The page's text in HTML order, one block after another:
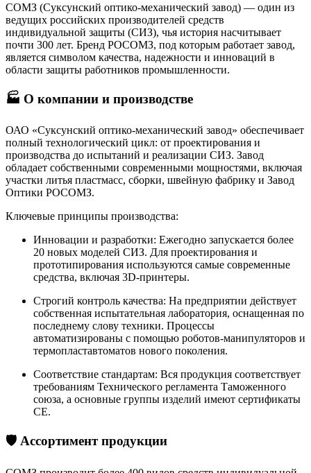
СОМЗ (Суксунский оптико-механический завод) — один из
ведущих российских производителей средств
индивидуальной защиты (СИЗ), чья история насчитывает
почти 300 лет. Бренд РОСОМЗ, под которым работает завод,
является символом качества, надежности и инноваций в
области защиты работников промышленности.
🏭 О компании и производстве
ОАО «Суксунский оптико-механический завод» обеспечивает
полный технологический цикл: от проектирования и
производства до испытаний и реализации СИЗ. Завод
обладает собственными современными мощностями, включая
участки литья пластмасс, сборки, швейную фабрику и Завод
Оптики РОСОМЗ.
Ключевые принципы производства:
Инновации и разработки: Ежегодно запускается более
20 новых моделей СИЗ. Для проектирования и
прототипирования используются самые современные
средства, включая 3D-принтеры.
Строгий контроль качества: На предприятии действует
собственная испытательная лаборатория, оснащенная по
последнему слову техники. Процессы
автоматизированы с помощью роботов-манипуляторов и
термопластавтоматов нового поколения.
Соответствие стандартам: Вся продукция соответствует
требованиям Технического регламента Таможенного
союза, а основные группы изделий имеют сертификаты
CE.
🛡️ Ассортимент продукции